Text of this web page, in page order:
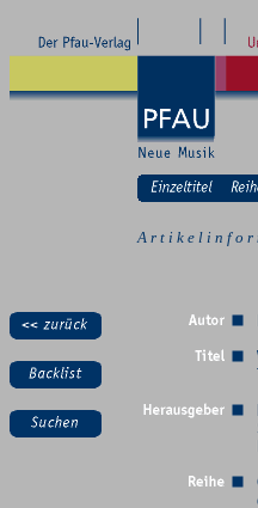
A r t i k e l i n f o r